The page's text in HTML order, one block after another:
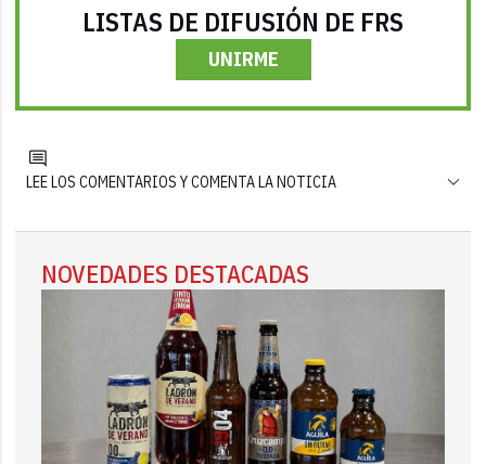
LISTAS DE DIFUSIÓN DE FRS
UNIRME
LEE LOS COMENTARIOS Y COMENTA LA NOTICIA
NOVEDADES DESTACADAS